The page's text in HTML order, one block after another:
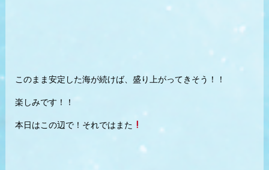
このまま安定した海が続けば、盛り上がってきそう！！
楽しみです！！
本日はこの辺で！それではまた